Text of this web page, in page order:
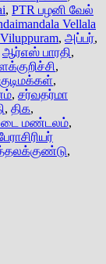
, PTR பழனி வேல்
Vellala
Viluppuram, அப்பர்,
ஆர்எஸ் பாரதி,
,
குடிமக்கள்,
, சர்வதர்மா
, திக,
மண்டலம்,
,